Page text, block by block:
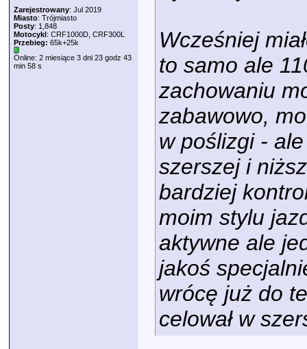
Zarejestrowany: Jul 2019
Miasto: Trójmiasto
Posty: 1,848
Motocykl: CRF1000D, CRF300L
Przebieg: 65k+25k
Online: 2 miesiące 3 dni 23 godz 43
min 58 s
Wcześniej
to samo ale
zachowaniu
zabawowo,
w poślizgi -
szerszej i
bardziej
moim stylu
aktywne ale
jakoś
wrócę już do
celował w